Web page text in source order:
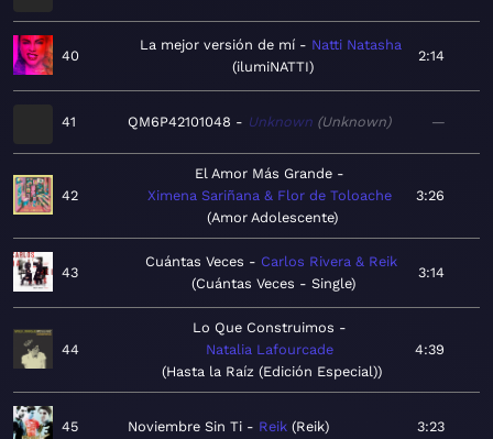
40
La mejor versión de mí
Natti Natasha
ilumiNATTI
2:14
41 QM6P42101048 Unknown Unknown —
42
El Amor Más Grande
Ximena Sariñana & Flor de Toloache
Amor Adolescente
3:26
43
Cuántas Veces
Carlos Rivera & Reik
Cuántas Veces - Single
3:14
44
Lo Que Construimos
Natalia Lafourcade
Hasta la Raíz (Edición Especial)
4:39
45 Noviembre Sin Ti Reik Reik 3:23